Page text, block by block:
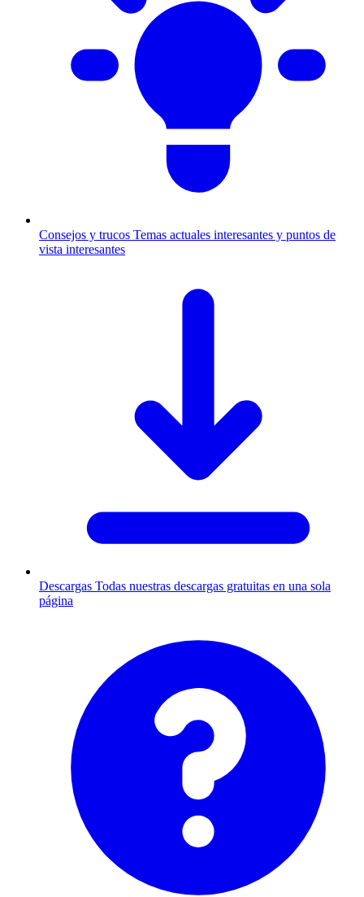
Consejos y trucos Temas actuales interesantes y puntos de
vista interesantes
Descargas Todas nuestras descargas gratuitas en una sola
página